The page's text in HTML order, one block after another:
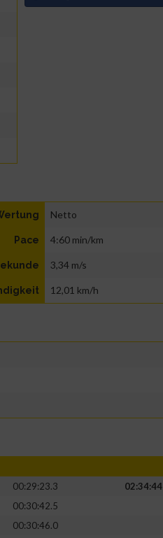
Netto
Pace 4:60 min/km
3,34 m/s
12,01 km/h
00:29:23.3
02:34:44
00:30:42.5
00:30:46.0